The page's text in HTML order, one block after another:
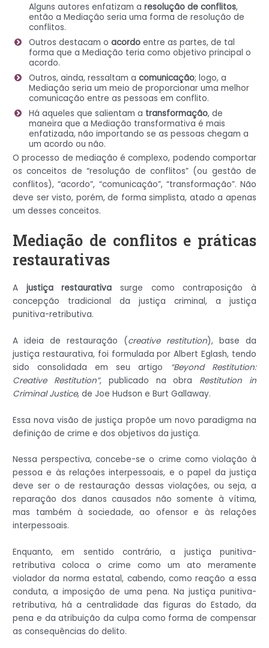
Alguns autores enfatizam aresolução de conflitos,
então a Mediação seria uma forma de resolução de
conflitos.
Outros destacam oacordo entre as partes, de tal
forma que a Mediação teria como objetivo principal o
acordo.
Outros, ainda, ressaltam acomunicação; logo, a
Mediação seria um meio de proporcionar uma melhor
comunicação entre as pessoas em conflito.
Há aqueles que salientam a transformação, de
maneira que a Mediação transformativa é mais
enfatizada, não importando se as pessoas chegam a
um acordo ou não.
O processo de mediação é complexo, podendo comportar
os conceitos de “resolução de conflitos” (ou gestão de
conflitos), “acordo”, “comunicação”, “transformação”. Não
deve ser visto, porém, de forma simplista, atado a apenas
um desses conceitos.
Mediação de conflitos e práticas
restaurativas
A justiça restaurativa surge como contraposição à
concepção tradicional da justiça criminal, a justiça
punitiva-retributiva.
A ideia de restauração (creative restitution), base da
justiça restaurativa, foi formulada por Albert Eglash, tendo
sido consolidada em seu artigo
“Beyond Restitution:
Creative Restitution”, publicado na obra Restitution in
Criminal Justice, de Joe Hudson e Burt Gallaway.
Essa nova visão de justiça propõe um novo paradigma na
definição de crime e dos objetivos da justiça.
Nessa perspectiva, concebe-se o crime como violação à
pessoa e às relações interpessoais, e o papel da justiça
deve ser o de restauração dessas violações, ou seja, a
reparação dos danos causados não somente à vítima,
mas também à sociedade, ao ofensor e às relações
interpessoais.
Enquanto, em sentido contrário, a justiça punitiva-
retributiva coloca o crime como um ato meramente
violador da norma estatal, cabendo, como reação a essa
conduta, a imposição de uma pena. Na justiça punitiva-
retributiva, há a centralidade das figuras do Estado, da
pena e da atribuição da culpa como forma de compensar
as consequências do delito.